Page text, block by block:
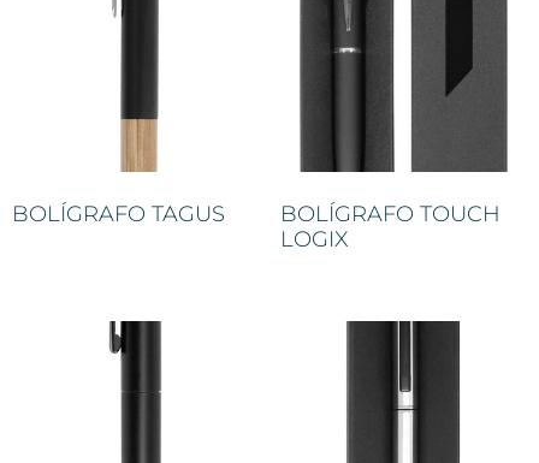
BOLÍGRAFO TAGUS
BOLÍGRAFO TOUCH
LOGIX